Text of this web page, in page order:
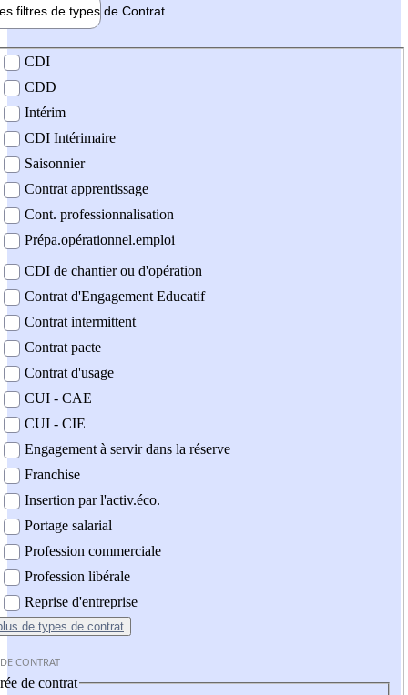
filtres de types de Contrat
contrat
CDI
CDD
Intérim
CDI Intérimaire
Saisonnier
Contrat apprentissage
Cont. professionnalisation
Prépa.opérationnel.emploi
CDI de chantier ou d'opération
Contrat d'Engagement Educatif
Contrat intermittent
Contrat pacte
Contrat d'usage
CUI - CAE
CUI - CIE
Engagement à servir dans la réserve
Franchise
Insertion par l'activ.éco.
Portage salarial
Profession commerciale
Profession libérale
Reprise d'entreprise
de types de contrat
CONTRAT
de contrat